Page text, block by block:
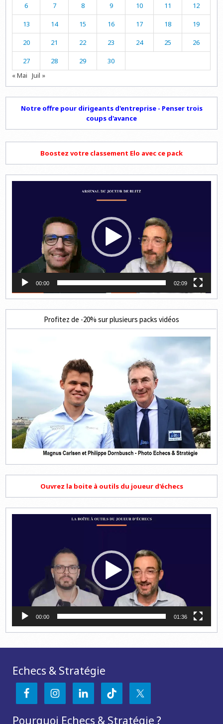
6 7 8 9 10 11 12
13 14 15 16 17 18 19
20 21 22 23 24 25 26
27 28 29
30
« Mai Juil »
Notre offre pour dirigeants d'entreprise - Penser trois
coups d'avance
Boostez votre classement Elo avec ce pack
00:00 02:09
Profitez de -20% sur plusieurs packs vidéos
Ouvrez la boite à outils du joueur d'échecs
00:00 01:36
Echecs & Stratégie
Pourquoi Echecs & Stratégie ?